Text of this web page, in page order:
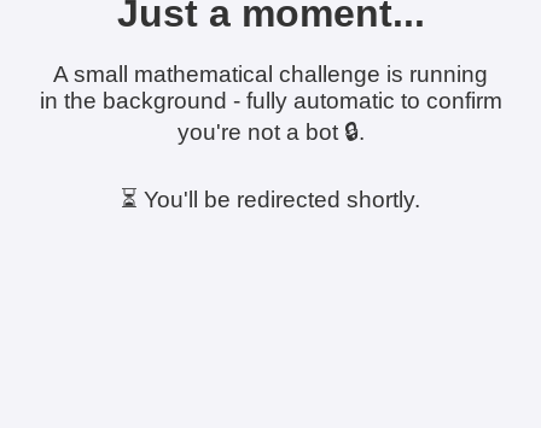
Just a moment...
A small mathematical challenge is running
in the background - fully automatic to confirm
you're not a bot 🔒.
⏳ You'll be redirected shortly.